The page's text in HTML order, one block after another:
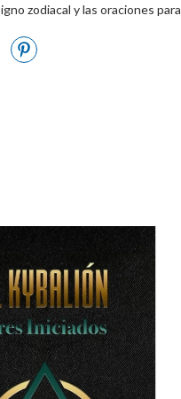
zodiacal y las oraciones